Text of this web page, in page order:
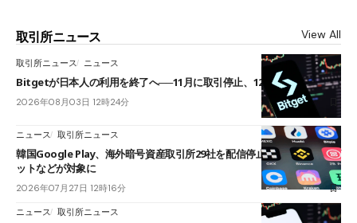
取引所ニュース View All
取引所ニュース ニュース
Bitgetが日本人の利用を終了へ──11月に取引停止、12月末に強制決済
2026年08月03日 12時24分
ニュース 取引所ニュース
韓国Google Play、海外暗号資産取引所29社を配信停止──OKXやバイビ
ットなどが対象に
2026年07月27日 12時16分
ニュース 取引所ニュース